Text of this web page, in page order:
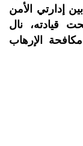
أن يجمع بين إدارتي الأمن
الوطني في 2015. تحت قيادته، نال
الإرهاب